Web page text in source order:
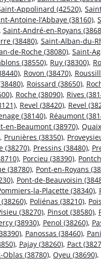
Appolinard (42520),
Antoine-l’Abbaye (38160),
Saint-André-en-Royans
(38480), Saint-Alban-du-
de-Roche (38080), Saint-
(38550), Ruy (38300),
, Rovon (38470),
, Roissard (38650),
, Roche (38090), Rives
, Revel (38420), Revel
(38140), Réaumont
en-Beaumont (38970),
, Prunières (38350),
(38270), Pressins (38480),
, Porcieu (38390),
(38780), Pont-en-Royans
, Pont-de-Beauvoisin
la-Placette (38340),
, Poliénas (38210),
(38270), Pinsot (38580),
(38930), Penol (38260),
, Panossas (38460),
, Pajay (38260), Pact
(38780), Oyeu (38690),